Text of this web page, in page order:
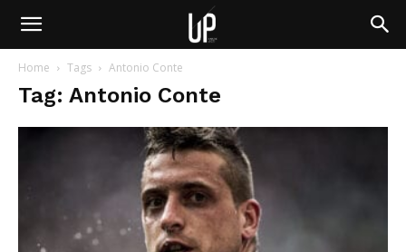
Home Tags Antonio Conte
Tag: Antonio Conte